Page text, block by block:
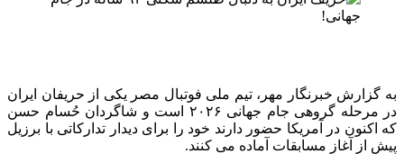
به گزارش خبرنگار مهر، تیم ملی فوتبال مصر یکی از حریفان ایران
در مرحله گروهی جام جهانی ۲۰۲۶ است و شاگردان حُسام حسن
که اکنون در آمریکا حضور دارند خود را برای دیدار تدارکاتی با برزیل
پیش از آغاز مسابقات آماده می کنند.